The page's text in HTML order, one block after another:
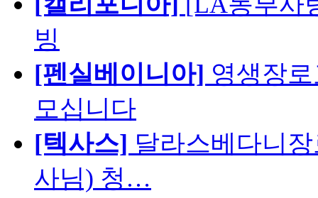
빙
[펜실베이니아] 영생장
모십니다
[텍사스] 달라스베다니
사님) 청…